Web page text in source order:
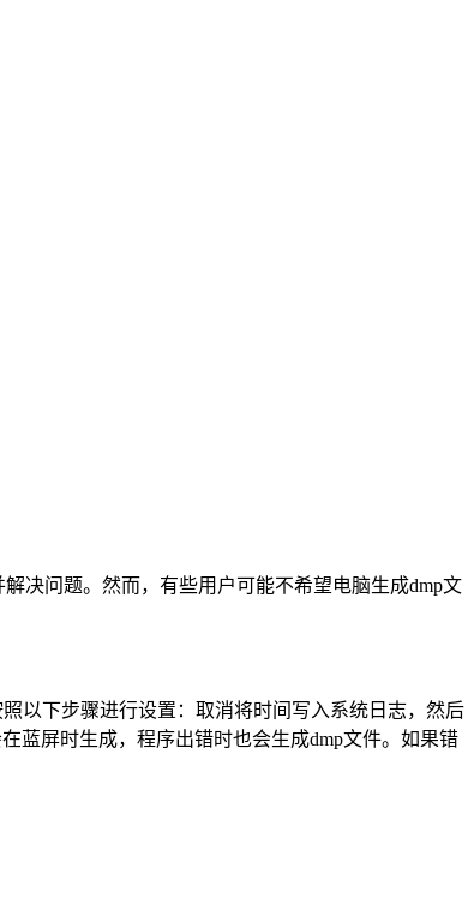
决问题。然而，有些用户可能不希望电脑生成dmp文
以下步骤进行设置：取消将时间写入系统日志，然后
蓝屏时生成，程序出错时也会生成dmp文件。如果错